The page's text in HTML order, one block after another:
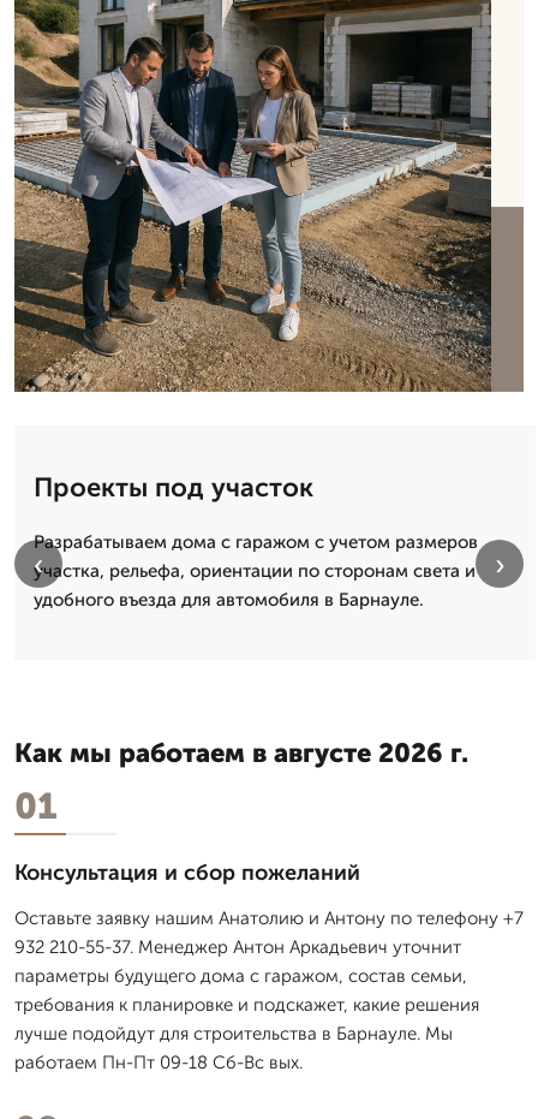
Проекты под участок
Разрабатываем дома с гаражом с учетом размеров
участка, рельефа, ориентации по сторонам света и
удобного въезда для автомобиля в Барнауле.
‹ ›
Как мы работаем в августе 2026 г.
01
Консультация и сбор пожеланий
Оставьте заявку нашим Анатолию и Антону по телефону +7
932 210-55-37. Менеджер Антон Аркадьевич уточнит
параметры будущего дома с гаражом, состав семьи,
требования к планировке и подскажет, какие решения
лучше подойдут для строительства в Барнауле. Мы
работаем Пн-Пт 09-18 Сб-Вс вых.